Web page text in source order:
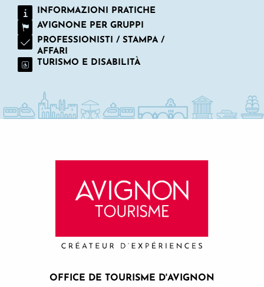
INFORMAZIONI PRATICHE
AVIGNONE PER GRUPPI
PROFESSIONISTI / STAMPA /
AFFARI
TURISMO E DISABILITÀ
OFFICE DE TOURISME D'AVIGNON